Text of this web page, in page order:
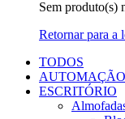
Sem produto(s)
Retornar para a
TODOS
AUTOMAÇÃO
ESCRITÓRIO